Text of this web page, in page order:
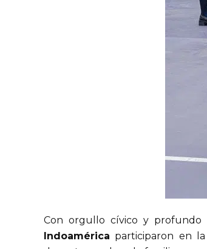
Con orgullo cívico y profundo
Indoamérica participaron en